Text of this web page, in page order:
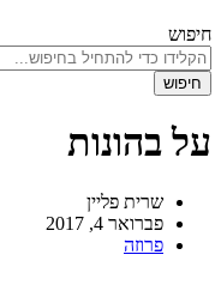
חיפוש
חיפוש
על בהונות
שרית פליין
פברואר 4, 2017
פרוזה